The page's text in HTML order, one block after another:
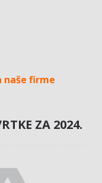
naše firme
ZA 2024.